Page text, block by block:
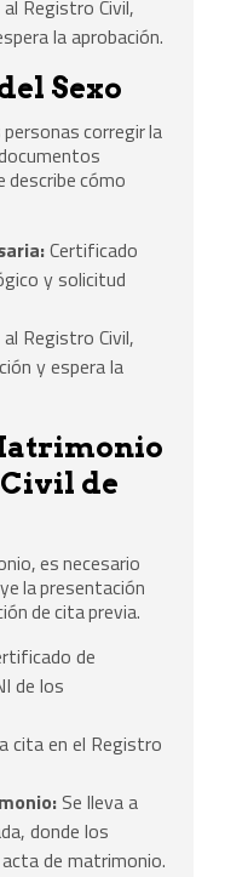
Registro Civil,
la aprobación.
Sexo
corregir la
describe cómo
Certificado
y solicitud
Registro Civil,
y espera la
de
es necesario
la presentación
de cita previa.
de
de los
cita en el Registro
Se lleva a
donde los
de matrimonio.